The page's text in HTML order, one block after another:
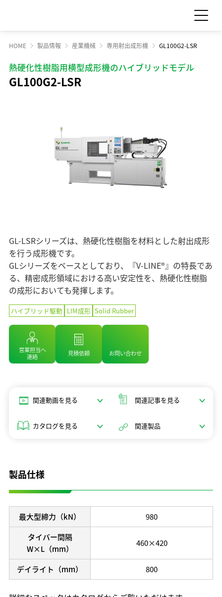
情報メディア
イベント情報
採用情報
Global
工作機械
サプライ品
食品機械
コアテクノロジー
用語集
サポート・サービス情報 TOP
サポート情報一覧
サービス情報一覧
サステナビリティ
サステナビリティ TOP
ステークホルダーエンゲージメント
SDGsへの取り組み
社外イニシアチブとの連携
環境への取り組み
社会への取り組み
ガバナンス
業績・財務情報
株式・株主情報
個人投資家の皆様へ
IRライブラリ
よくあるご質問
IRカレンダー
IRニュース
ソディックのPURPOSE、MISSION、
VISION、VALUE
メッセージ
基本理念
ソディックの創造力
組織図
営業・サービス拠点
生産拠点
ISO認証
沿革
テクノロジーの歩み
保有特許
HOME 製品情報 産業機械 専用射出成形機 GL100G2-LSR
熱硬化性樹脂用横型成形機のハイブリッドモデル
GL100G2-LSR
GL-LSRシリーズは、熱硬化性樹脂を材料とした射出成形
を行う成形機です。
GLシリーズをベースとしており、『V-LINE®』の特長であ
る、精密成形領域における高い安定性を、熱硬化性樹脂
の成形においても発揮します。
ハイブリッド駆動 LIM成形 Solid Rubber
営業担当へ
連絡
見積依頼 お問い合わせ
関連動画を見る 関連記事を見る
カタログを見る 関連製品
製品仕様
最大型締力（kN）
980
タイバー間隔
W×L（mm）
460×420
デイライト（mm） 800